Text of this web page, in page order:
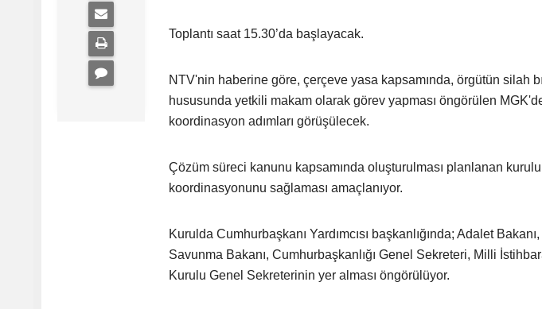
Toplantı saat 15.30’da başlayacak.
NTV'nin haberine göre, çerçeve yasa kapsamında, örgütün silah
hususunda yetkili makam olarak görev yapması öngörülen
koordinasyon adımları görüşülecek.
Çözüm süreci kanunu kapsamında oluşturulması planlanan
koordinasyonunu sağlaması amaçlanıyor.
Kurulda Cumhurbaşkanı Yardımcısı başkanlığında; Adalet
Savunma Bakanı, Cumhurbaşkanlığı Genel Sekreteri, Milli
Kurulu Genel Sekreterinin yer alması öngörülüyor.